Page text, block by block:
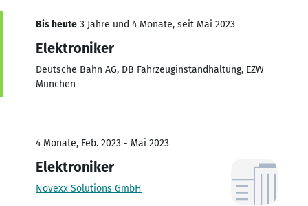
Bis heute 3 Jahre und 4 Monate, seit Mai 2023
Elektroniker
Deutsche Bahn AG, DB Fahrzeuginstandhaltung, EZW
München
4 Monate, Feb. 2023 - Mai 2023
Elektroniker
Novexx Solutions GmbH